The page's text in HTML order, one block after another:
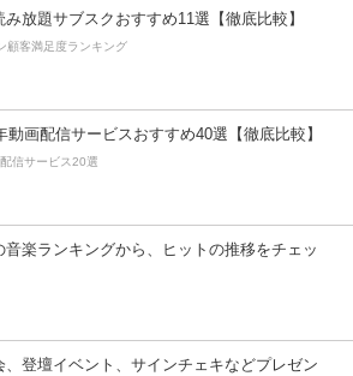
み放題サブスクおすすめ11選【徹底比較】
顧客満足度ランキング
動画配信サービスおすすめ40選【徹底比較】
信サービス20選
音楽ランキングから、ヒットの推移をチェッ
、登壇イベント、サインチェキなどプレゼン